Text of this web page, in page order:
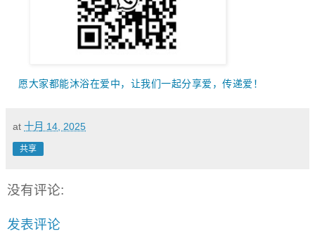
愿大家都能沐浴在爱中，让我们一起分享爱，传递爱！
at 十月 14, 2025
共享
没有评论:
发表评论